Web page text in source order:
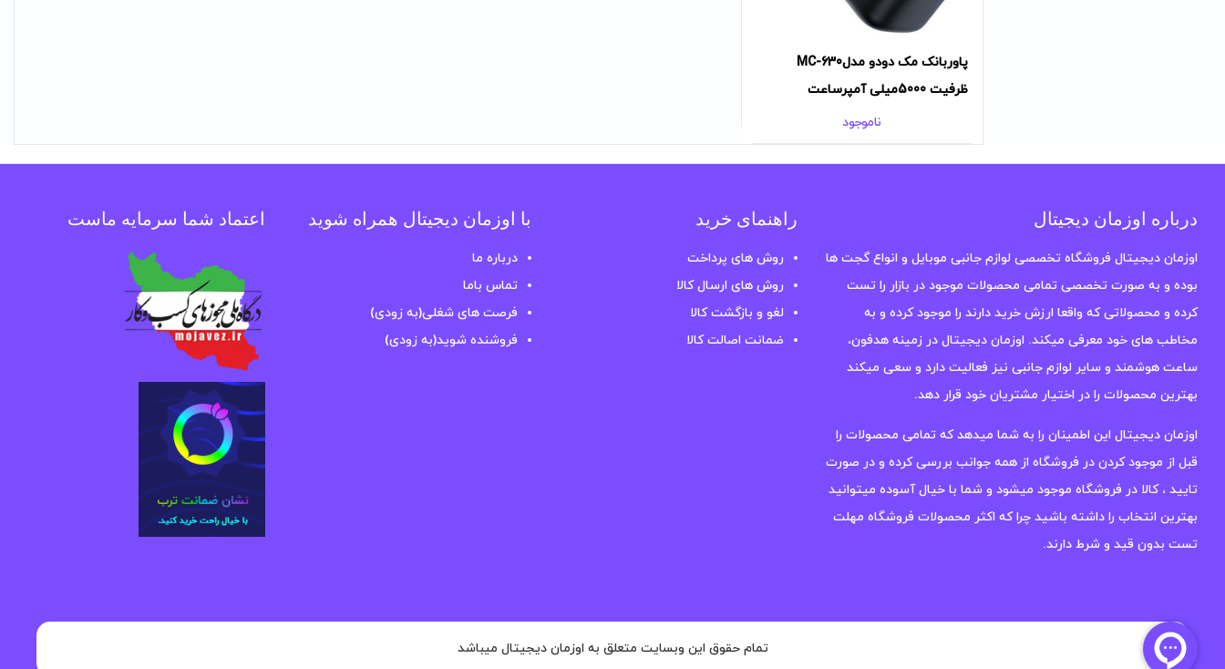
پاوربانک مک دودو مدلMC-630
ظرفیت 5000میلی آمپرساعت
ناموجود
درباره اوزمان دیجیتال
اوزمان دیجیتال فروشگاه تخصصی لوازم جانبی موبایل و انواع گجت ها
بوده و به صورت تخصصی تمامی محصولات موجود در بازار را تست
کرده و محصولاتی که واقعا ارزش خرید دارند را موجود کرده و به
مخاطب های خود معرفی میکند. اوزمان دیجیتال در زمینه هدفون،
ساعت هوشمند و سایر لوازم جانبی نیز فعالیت دارد و سعی میکند
بهترین محصولات را در اختیار مشتریان خود قرار دهد.
اوزمان دیجیتال این اطمینان را به شما میدهد که تمامی محصولات را
قبل از موجود کردن در فروشگاه از همه جوانب بررسی کرده و در صورت
تایید ، کالا در فروشگاه موجود میشود و شما با خیال آسوده میتوانید
بهترین انتخاب را داشته باشید چرا که اکثر محصولات فروشگاه مهلت
تست بدون قید و شرط دارند.
راهنمای خرید
روش های پرداخت
روش های ارسال کالا
لغو و بازگشت کالا
ضمانت اصالت کالا
با اوزمان دیجیتال همراه شوید
درباره ما
تماس باما
فرصت های شغلی(به زودی)
فروشنده شوید(به زودی)
اعتماد شما سرمایه ماست
تمام حقوق این وبسایت متعلق به اوزمان دیجیتال میباشد